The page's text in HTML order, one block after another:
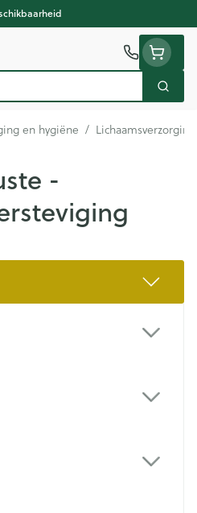
Zoek
en hygiëne / Lichaamsverzorging
-